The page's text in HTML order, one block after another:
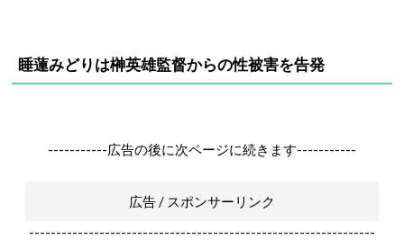
睡蓮みどりは榊英雄監督からの性被害を告発
-----------広告の後に次ページに続きます-----------
広告 / スポンサーリンク
----------------------------------------------------------------